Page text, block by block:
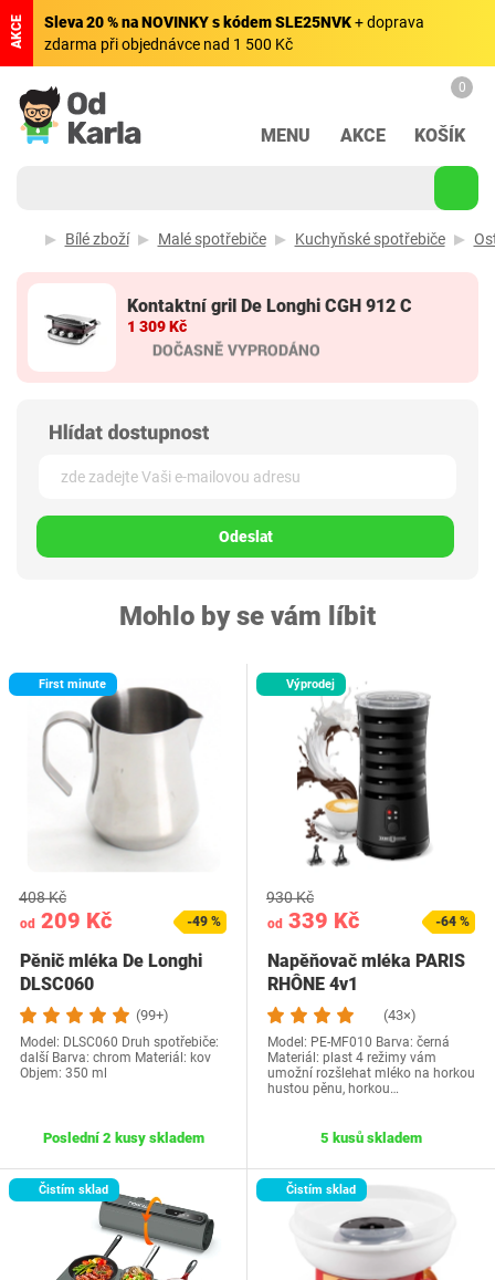
AKCE Sleva 20 % na NOVINKY s kódem SLE25NVK+ doprava
zdarma při objednávce nad 1 500 Kč
MENU AKCE
0
KOŠÍK
Bílé zboží Malé spotřebiče Kuchyňské spotřebiče
Kontaktní gril De Longhi CGH 912 C
1 309 Kč
Odeslat
Mohlo by se vám líbit
First minute
od 209 Kč
408 Kč
-49 %
Pěnič mléka De Longhi
DLSC060
(99+)
Model: DLSC060 Druh spotřebiče:
další Barva: chrom Materiál: kov
Objem: 350 ml
Poslední 2 kusy skladem
Výprodej
od 339 Kč
930 Kč
-64 %
Napěňovač mléka PARIS
RHÔNE 4v1
(43×)
Model: PE-MF010 Barva: černá
Materiál: plast 4 režimy vám
umožní rozšlehat mléko na horkou
hustou pěnu, horkou…
5 kusů skladem
Čistím sklad Čistím sklad